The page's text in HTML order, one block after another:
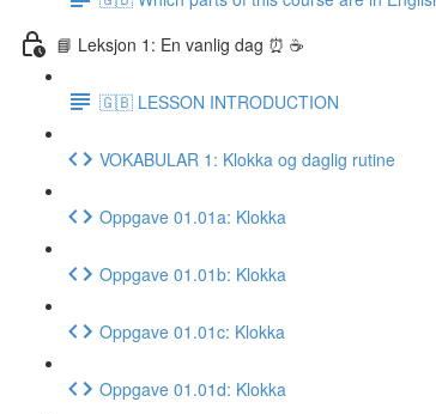
📘 Leksjon 1: En vanlig dag ⏰ ☕️
🇬🇧 LESSON INTRODUCTION
VOKABULAR 1: Klokka og daglig rutine
Oppgave 01.01a: Klokka
Oppgave 01.01b: Klokka
Oppgave 01.01c: Klokka
Oppgave 01.01d: Klokka